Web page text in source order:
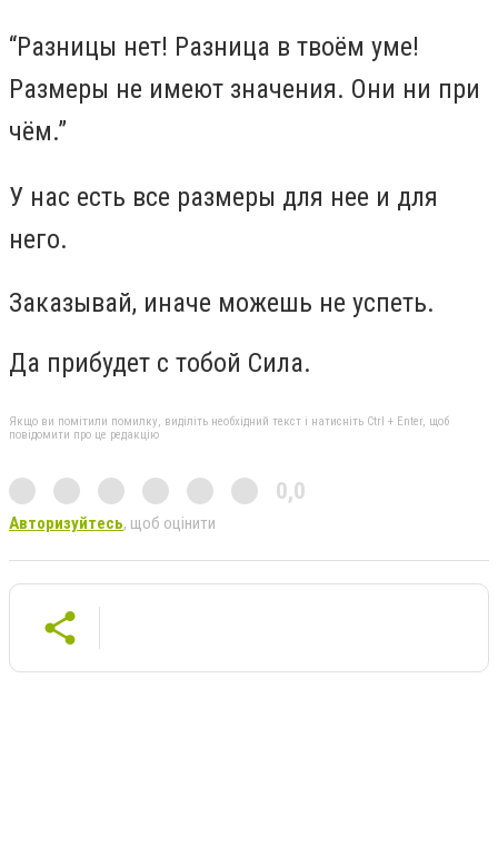
“Разницы нет! Разница в твоём уме!
Размеры не имеют значения. Они ни при
чём.”
У нас есть все размеры для нее и для
него.
Заказывай, иначе можешь не успеть.
Да прибудет с тобой Сила.
Якщо ви помітили помилку, виділіть необхідний текст і натисніть Ctrl + Enter, щоб
повідомити про це редакцію
0,0
Авторизуйтесь, щоб оцінити